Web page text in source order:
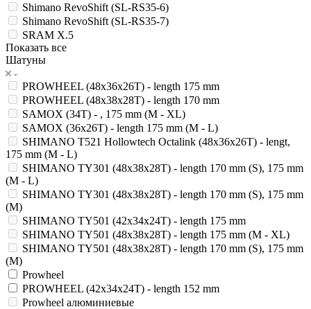
Shimano RevoShift (SL-RS35-6)
Shimano RevoShift (SL-RS35-7)
SRAM X.5
Показать все
Шатуны
PROWHEEL (48x36x26T) - length 175 mm
PROWHEEL (48x38x28T) - length 170 mm
SAMOX (34T) - , 175 mm (M - XL)
SAMOX (36x26T) - length 175 mm (M - L)
SHIMANO T521 Hollowtech Octalink (48x36x26T) - lengt,
175 mm (M - L)
SHIMANO TY301 (48x38x28T) - length 170 mm (S), 175 mm
(M - L)
SHIMANO TY301 (48x38x28T) - length 170 mm (S), 175 mm
(M)
SHIMANO TY501 (42x34x24T) - length 175 mm
SHIMANO TY501 (48x38x28T) - length 175 mm (M - XL)
SHIMANO TY501 (48x38x28T) - length 170 mm (S), 175 mm
(M)
Prowheel
PROWHEEL (42x34x24T) - length 152 mm
Prowheel алюминиевые